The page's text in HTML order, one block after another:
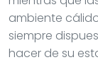
ambiente
siempre
hacer de su